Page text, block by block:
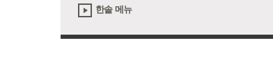
한솥 메뉴